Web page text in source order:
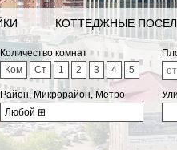
КОТТЕДЖНЫЕ
Количество комнат
Ком
Ст 1 2 3 4 5
Район, Микрорайон, Метро
Любой ⊞